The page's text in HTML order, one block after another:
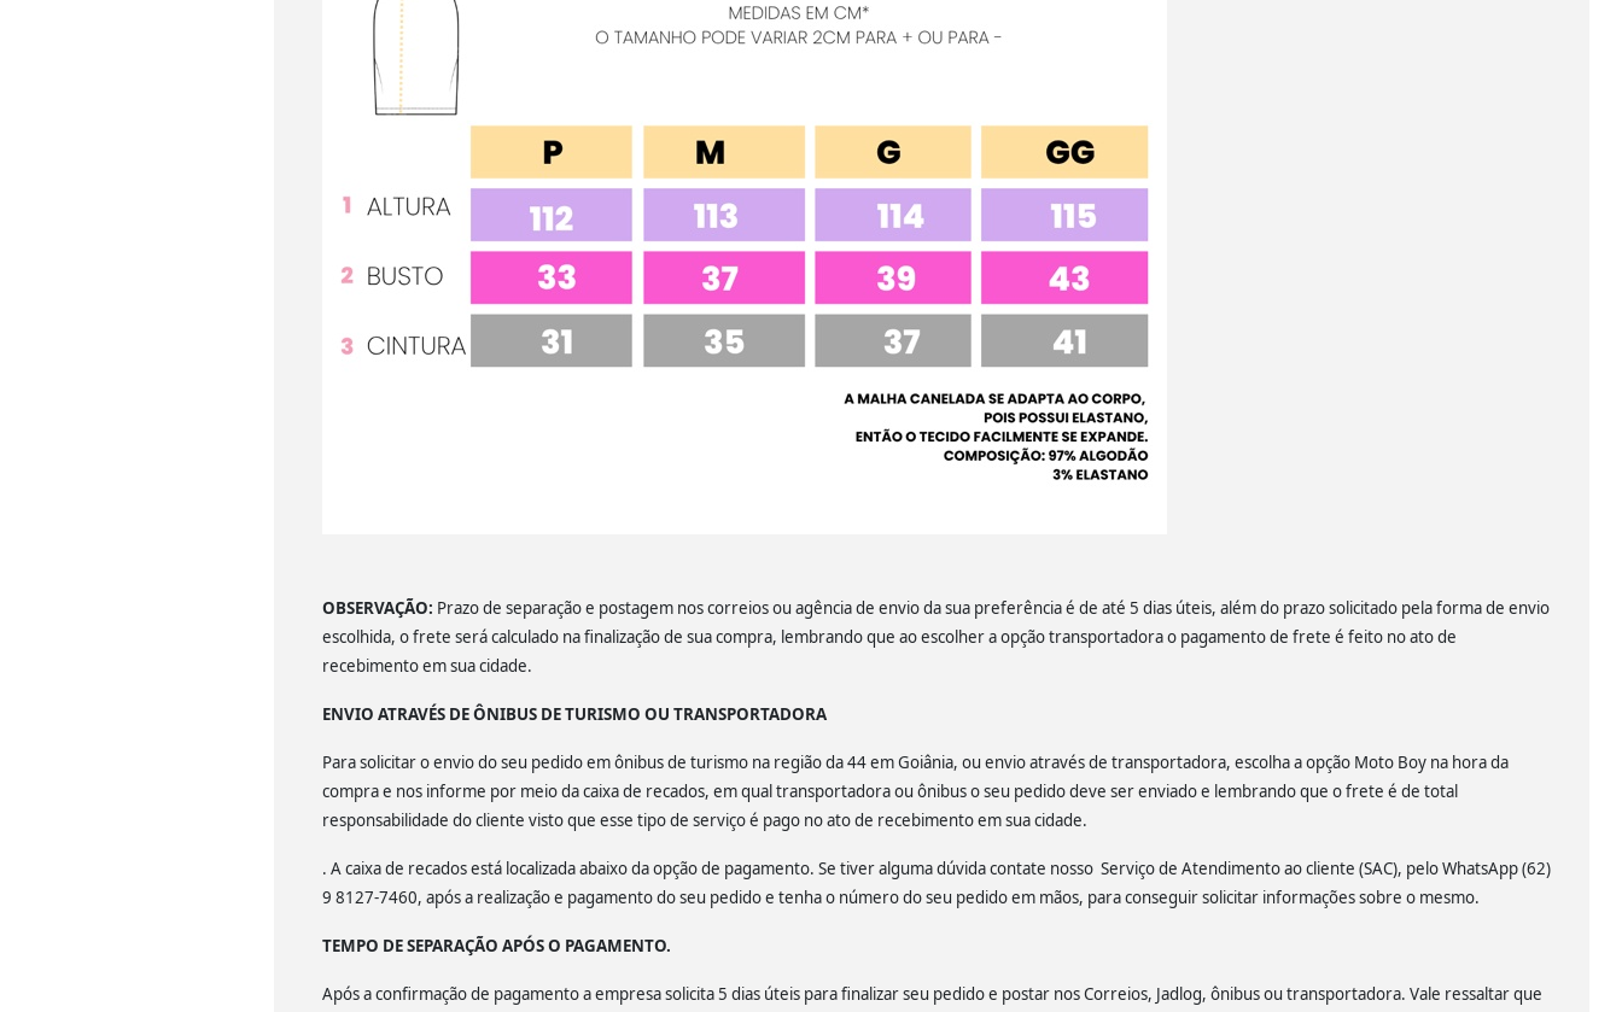
OBSERVAÇÃO: Prazo de separação e postagem nos correios ou agência de envio da sua preferência é de até 5 dias úteis, além do prazo solicitado pela forma de envio
escolhida, o frete será calculado na finalização de sua compra, lembrando que ao escolher a opção transportadora o pagamento de frete é feito no ato de
recebimento em sua cidade.
ENVIO ATRAVÉS DE ÔNIBUS DE TURISMO OU TRANSPORTADORA
Para solicitar o envio do seu pedido em ônibus de turismo na região da 44 em Goiânia, ou envio através de transportadora, escolha a opção Moto Boy na hora da
compra e nos informe por meio da caixa de recados, em qual transportadora ou ônibus o seu pedido deve ser enviado e lembrando que o frete é de total
responsabilidade do cliente visto que esse tipo de serviço é pago no ato de recebimento em sua cidade.
. A caixa de recados está localizada abaixo da opção de pagamento. Se tiver alguma dúvida contate nosso Serviço de Atendimento ao cliente (SAC), pelo WhatsApp (62)
9 8127-7460, após a realização e pagamento do seu pedido e tenha o número do seu pedido em mãos, para conseguir solicitar informações sobre o mesmo.
TEMPO DE SEPARAÇÃO APÓS O PAGAMENTO.
Após a confirmação de pagamento a empresa solicita 5 dias úteis para finalizar seu pedido e postar nos Correios, Jadlog, ônibus ou transportadora. Vale ressaltar que